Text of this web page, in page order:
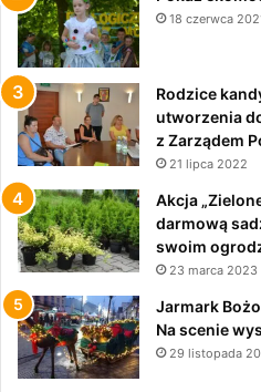
18 czerwca
Rodzice
utworzenia
z Zarządem
21 lipca 2022
Akcja
darmową
swoim
23 marca 2023
Jarmark
Na scenie
29 listopada